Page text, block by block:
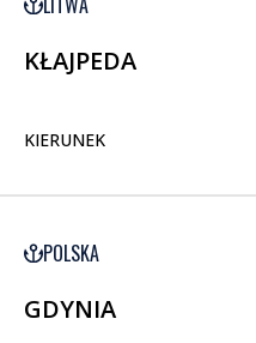
KŁAJPEDA
KIERUNEK
POLSKA
GDYNIA